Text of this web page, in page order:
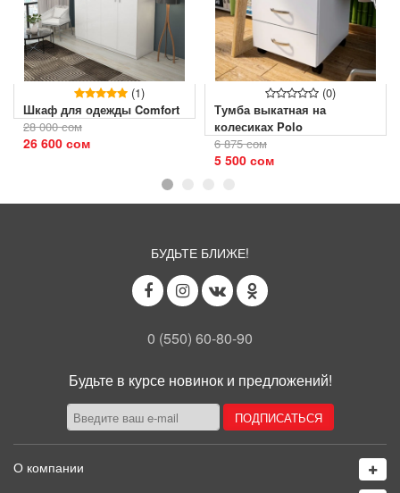
Шкаф для одежды Comfort
28 000 сом
26 600 сом
(0)
Тумба выкатная на
колесиках Polo
6 875 сом
5 500 сом
БУДЬТЕ БЛИЖЕ!
0 (550) 60-80-90
Будьте в курсе новинок и предложений!
О компании